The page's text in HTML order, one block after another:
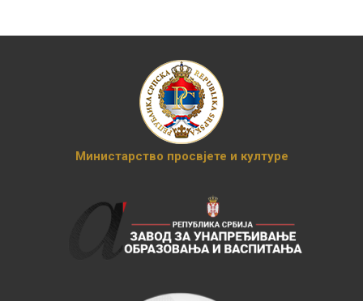
Министарство просвјете и културе